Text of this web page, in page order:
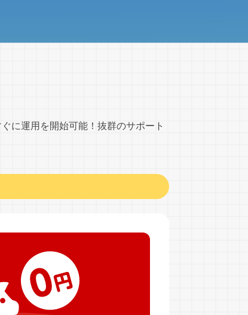
に運用を開始可能！抜群のサポート